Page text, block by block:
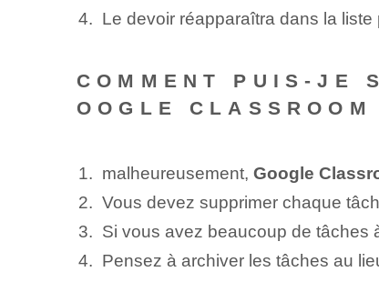
Le devoir réapparaîtra dans la
COMMENT PUIS-JE
OOGLE CLASSROOM
malheureusement, Google
Vous devez supprimer chaque
Si vous avez beaucoup de tâches
Pensez à archiver les tâches au